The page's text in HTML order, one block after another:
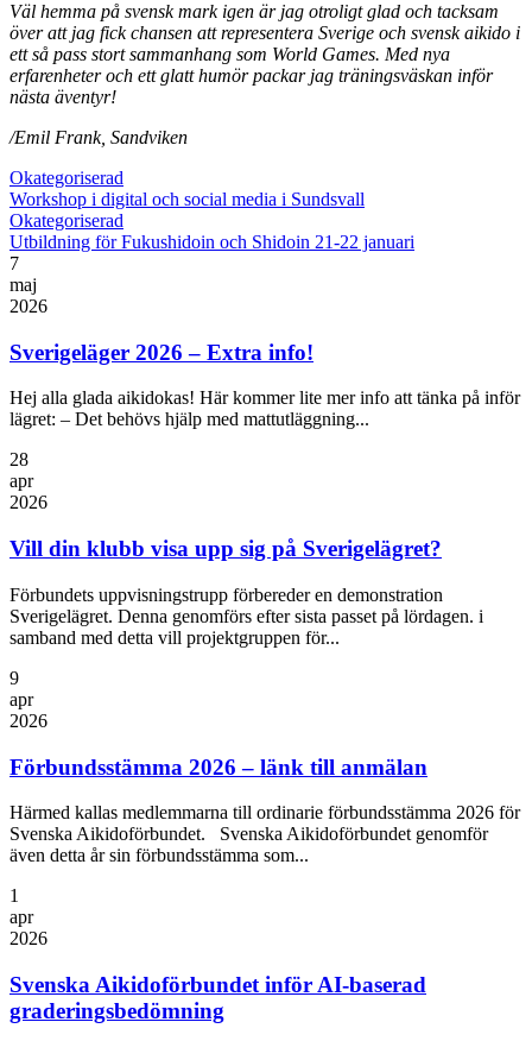
Väl hemma på svensk mark igen är jag otroligt glad och tacksam
över att jag fick chansen att representera Sverige och svensk aikido i
ett så pass stort sammanhang som World Games. Med nya
erfarenheter och ett glatt humör packar jag träningsväskan inför
nästa äventyr!
/Emil Frank, Sandviken
Okategoriserad
Workshop i digital och social media i Sundsvall
Okategoriserad
Utbildning för Fukushidoin och Shidoin 21-22 januari
7
maj
2026
Sverigeläger 2026 – Extra info!
Hej alla glada aikidokas! Här kommer lite mer info att tänka på inför
lägret: – Det behövs hjälp med mattutläggning...
28
apr
2026
Vill din klubb visa upp sig på Sverigelägret?
Förbundets uppvisningstrupp förbereder en demonstration
Sverigelägret. Denna genomförs efter sista passet på lördagen. i
samband med detta vill projektgruppen för...
9
apr
2026
Förbundsstämma 2026 – länk till anmälan
Härmed kallas medlemmarna till ordinarie förbundsstämma 2026 för
Svenska Aikidoförbundet. Svenska Aikidoförbundet genomför
även detta år sin förbundsstämma som...
1
apr
2026
Svenska Aikidoförbundet inför AI-baserad
graderingsbedömning